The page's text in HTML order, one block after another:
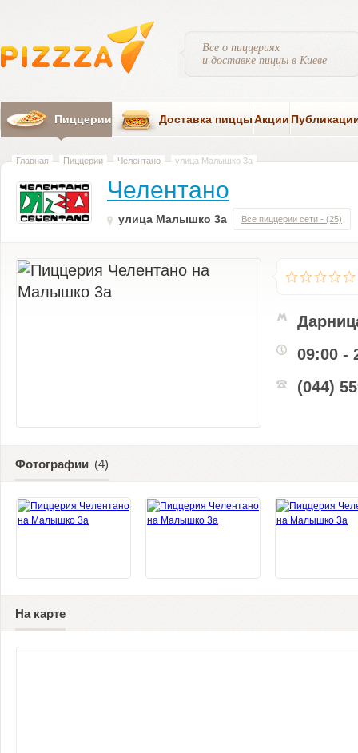
Все о пиццериях
и доставке пиццы в Киеве
Пиццерии Доставка пиццыАкции
Главная Пиццерии Челентано улица Малышко 3а
Челентано
улица Малышко 3а Все пиццерии сети - (25)
09:00 -
(044)
Фотографии (4)
На карте